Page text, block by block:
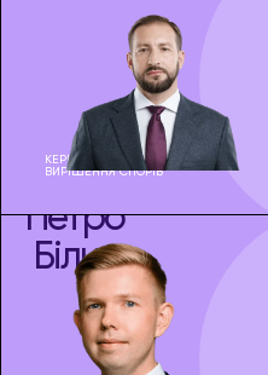
ПАРТНЕР,
КЕРІВНИК ПРАКТИКИ
ВИРІШЕННЯ СПОРІВ
Петро
Білик